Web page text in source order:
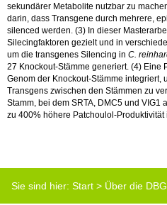
sekundärer Metabolite nutzbar zu
darin, dass Transgene durch mehrere,
silenced werden. (3) In dieser
Silecingfaktoren gezielt und in
um die transgenes Silencing in C.
27 Knockout-Stämme generiert. (4) Eine
Genom der Knockout-Stämme integriert,
Transgens zwischen den Stämmen zu
Stamm, bei dem SRTA, DMC5 und
zu 400% höhere Patchoulol-
Sie sind hier: Start > Über die DBG